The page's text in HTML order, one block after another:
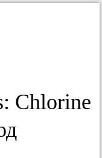
Chlorine